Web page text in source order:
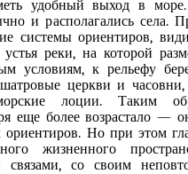
удобный выход в
и располагались села.
системы ориентиров,
реки, на которой
условиям, к рельефу
церкви и
лоции. Таким
еще более возрастало —
Но при этом
жизненного
связами, со своим